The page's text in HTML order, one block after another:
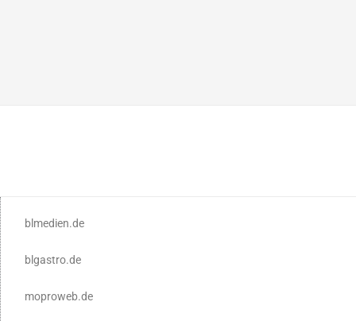
blmedien.de
blgastro.de
moproweb.de